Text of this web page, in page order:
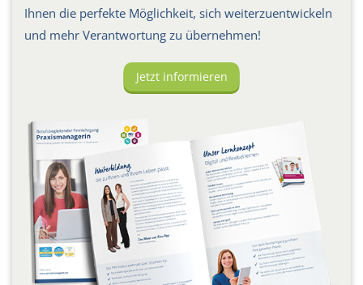
Ihnen die perfekte Möglichkeit, sich weiterzuentwickeln
und mehr Verantwortung zu übernehmen!
Jetzt informieren